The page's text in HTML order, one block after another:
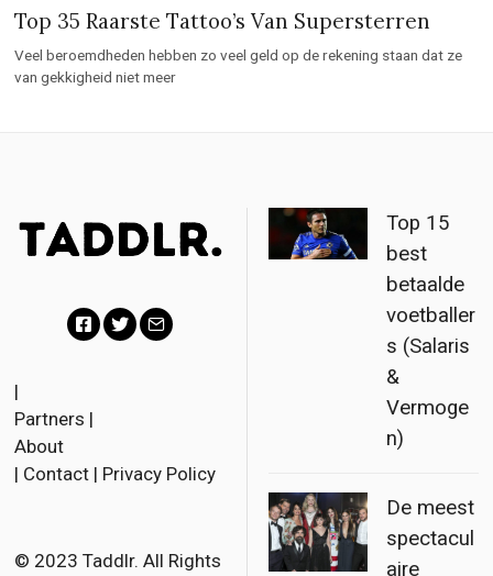
Top 35 Raarste Tattoo’s Van Supersterren
Veel beroemdheden hebben zo veel geld op de rekening staan dat ze
van gekkigheid niet meer
c
o
r
l
|
Partners |
About
| Contact | Privacy Policy
© 2023 Taddlr. All Rights
Top 15
best
betaalde
voetballer
s (Salaris
&
Vermoge
n)
De meest
spectacul
aire